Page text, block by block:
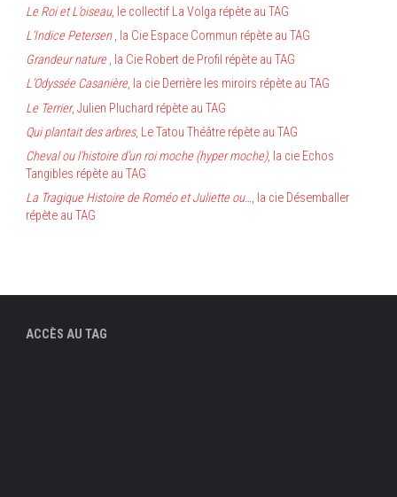
Le Roi et L’oiseau, le collectif La Volga répète au TAG
L’Indice Petersen, la Cie Espace Commun répète au TAG
Grandeur nature, la Cie Robert de Profil répète au TAG
L’Odyssée Casanière, la cie Derrière les miroirs répète au TAG
Le Terrier, Julien Pluchard répète au TAG
Qui plantait des arbres, Le Tatou Théâtre répète au TAG
Cheval ou l’histoire d’un roi moche (hyper moche), la cie Echos
Tangibles répète au TAG
La Tragique Histoire de Roméo et Juliette ou…, la cie Désemballer
répète au TAG
ACCÈS AU TAG